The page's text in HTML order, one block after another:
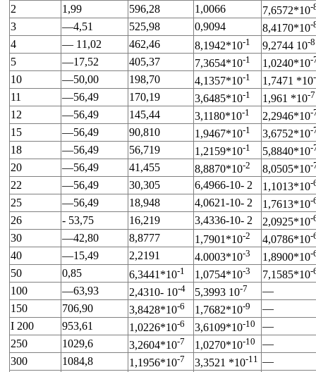
2 1,99 596,28 1,0066 7,6572*10-
3 —4,51 525,98 0,9094 8,4170*10-
4 — 11,02 462,46 8,1942*10-1 9,2744 10-8
5 —17,52 405,37 7,3654*10-1 1,0240*10-
10 —50,00 198,70 4,1357*10-1 1,7471 *10
11 —56,49 170,19 3,6485*10-1 1,961 *10-7
12 —56,49 145,44 3,1180*10-1 2,2946*10-
15 —56,49 90,810 1,9467*10-1 3,6752*10-
18 —56,49 56,719 1,2159*10-1 5,8840*10-
20 —56,49 41,455 8,8870*10-2 8,0505*10-
22 —56,49 30,305 6,4966-10- 2 1,1013*10-
25 —56,49 18,948 4,0621-10- 2 1,7613*10-
26 - 53,75 16,219 3,4336-10- 2 2,0925*10-
30 —42,80 8,8777 1,7901*10-2 4,0786*10-
40 —15,49 2,2191 4.0003*10-3 1,8900*10-
50 0,85 6,3441*10-1 1,0754*10-3 7,1585*10-
100 —63,93 2,4310- 10-4 5,3993 10-7
—
150
706,90 3,8428*10-6 1,7682*10-9
—
I 200
953,61 1,0226*10-6 3,6109*10-10
—
250
1029,6 3,2604*10-7 1,0270*10-10
—
300
1084,8 1,1956*10-7 3,3521 *10-11 —